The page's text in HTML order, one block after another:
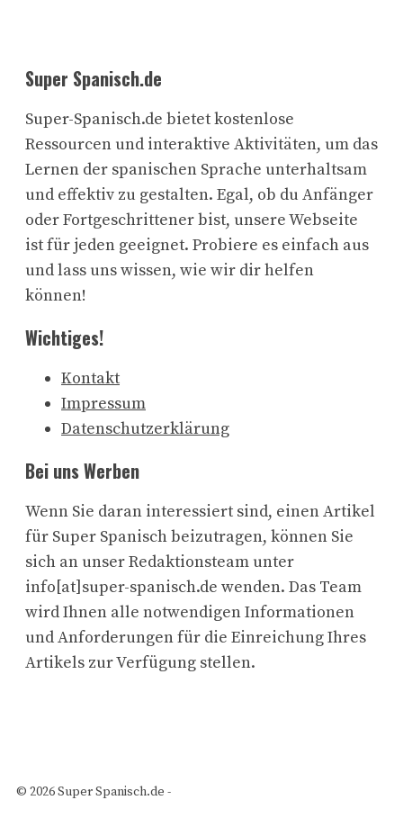
Super Spanisch.de
Super-Spanisch.de bietet kostenlose
Ressourcen und interaktive Aktivitäten, um das
Lernen der spanischen Sprache unterhaltsam
und effektiv zu gestalten. Egal, ob du Anfänger
oder Fortgeschrittener bist, unsere Webseite
ist für jeden geeignet. Probiere es einfach aus
und lass uns wissen, wie wir dir helfen
können!
Wichtiges!
Kontakt
Impressum
Datenschutzerklärung
Bei uns Werben
Wenn Sie daran interessiert sind, einen Artikel
für Super Spanisch beizutragen, können Sie
sich an unser Redaktionsteam unter
info[at]super-spanisch.de wenden. Das Team
wird Ihnen alle notwendigen Informationen
und Anforderungen für die Einreichung Ihres
Artikels zur Verfügung stellen.
© 2026 Super Spanisch.de -